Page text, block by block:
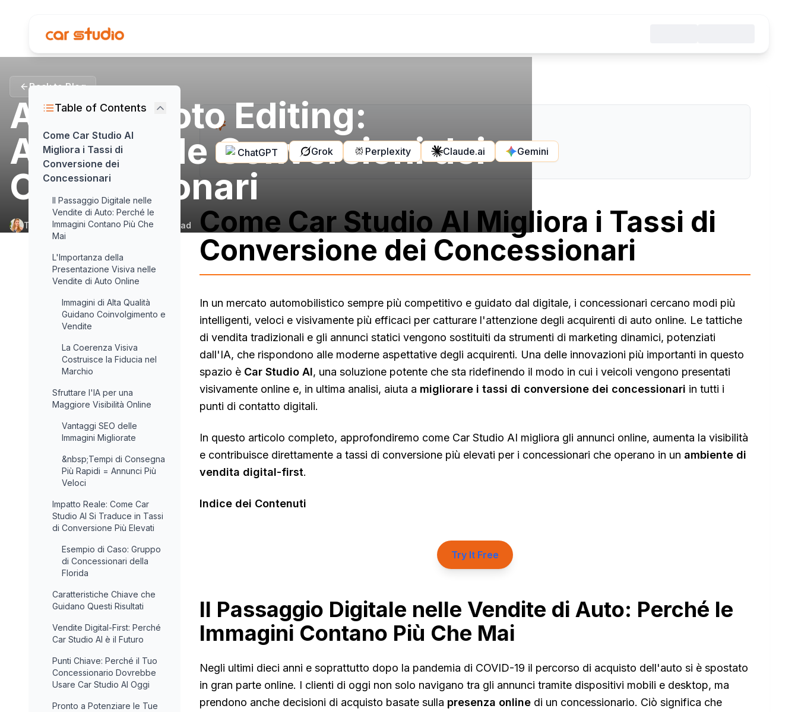
Back to Blog
AI Car Photo Editing:
Aumenta le Conversioni dei
Concessionari
Tuğçe Armut•August 5, 2025•9min read
Table of Contents
Come Car Studio AI
Migliora i Tassi di
Conversione dei
Concessionari
Il Passaggio Digitale nelle
Vendite di Auto: Perché le
Immagini Contano Più Che
Mai
L'Importanza della
Presentazione Visiva nelle
Vendite di Auto Online
Immagini di Alta Qualità
Guidano Coinvolgimento e
Vendite
La Coerenza Visiva
Costruisce la Fiducia nel
Marchio
Sfruttare l'IA per una
Maggiore Visibilità Online
Vantaggi SEO delle
Immagini Migliorate
&nbsp;Tempi di Consegna
Più Rapidi = Annunci Più
Veloci
Impatto Reale: Come Car
Studio AI Si Traduce in Tassi
di Conversione Più Elevati
Esempio di Caso: Gruppo
di Concessionari della
Florida
Caratteristiche Chiave che
Guidano Questi Risultati
Vendite Digital-First: Perché
Car Studio AI è il Futuro
Punti Chiave: Perché il Tuo
Concessionario Dovrebbe
Usare Car Studio AI Oggi
Pronto a Potenziare le Tue
ChatGPT Grok Perplexity Claude.ai Gemini
Come Car Studio AI Migliora i Tassi di
Conversione dei Concessionari
In un mercato automobilistico sempre più competitivo e guidato dal digitale, i concessionari cercano modi più
intelligenti, veloci e visivamente più efficaci per catturare l'attenzione degli acquirenti di auto online. Le tattiche
di vendita tradizionali e gli annunci statici vengono sostituiti da strumenti di marketing dinamici, potenziati
dall'IA, che rispondono alle moderne aspettative degli acquirenti. Una delle innovazioni più importanti in questo
spazio è Car Studio AI, una soluzione potente che sta ridefinendo il modo in cui i veicoli vengono presentati
visivamente online e, in ultima analisi, aiuta a migliorare i tassi di conversione dei concessionari in tutti i
punti di contatto digitali.
In questo articolo completo, approfondiremo come Car Studio AI migliora gli annunci online, aumenta la visibilità
e contribuisce direttamente a tassi di conversione più elevati per i concessionari che operano in un ambiente di
vendita digital-first.
Indice dei Contenuti
Try It Free
Il Passaggio Digitale nelle Vendite di Auto: Perché le
Immagini Contano Più Che Mai
Negli ultimi dieci anni e soprattutto dopo la pandemia di COVID-19 il percorso di acquisto dell'auto si è spostato
in gran parte online. I clienti di oggi non solo navigano tra gli annunci tramite dispositivi mobili e desktop, ma
prendono anche decisioni di acquisto basate sulla presenza online di un concessionario. Ciò significa che